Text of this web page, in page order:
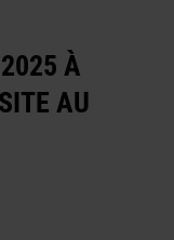
À
AU